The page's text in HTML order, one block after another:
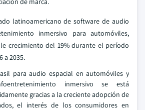
latinoamericano de software de audio
inmersivo para automóviles,
crecimiento del 19% durante el período
a 2035.
para audio espacial en automóviles y
inmersivo se está
gracias a la creciente adopción de
el interés de los consumidores en